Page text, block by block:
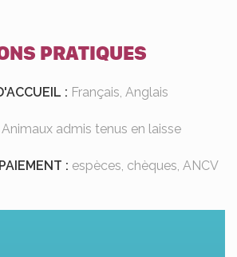
PRATIQUES
: Français, Anglais
Animaux admis tenus en laisse
: espèces, chèques, ANCV